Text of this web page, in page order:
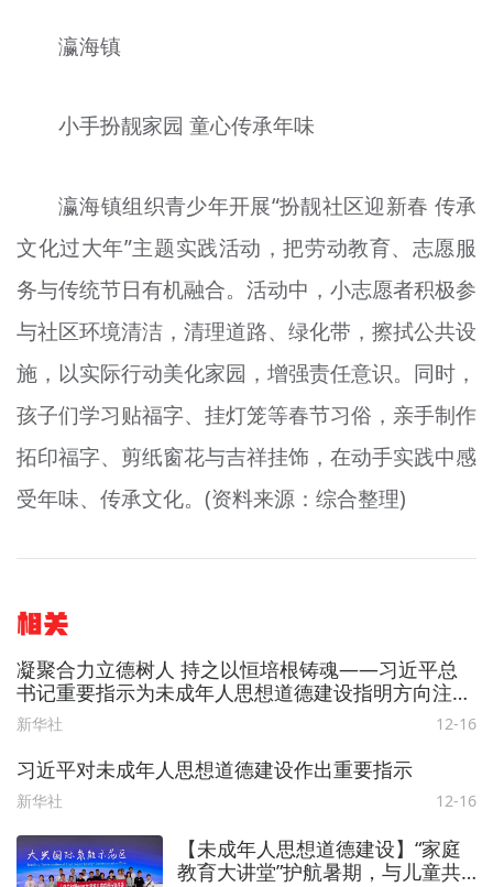
瀛海镇
小手扮靓家园 童心传承年味
瀛海镇组织青少年开展“扮靓社区迎新春 传承
文化过大年”主题实践活动，把劳动教育、志愿服
务与传统节日有机融合。活动中，小志愿者积极参
与社区环境清洁，清理道路、绿化带，擦拭公共设
施，以实际行动美化家园，增强责任意识。同时，
孩子们学习贴福字、挂灯笼等春节习俗，亲手制作
拓印福字、剪纸窗花与吉祥挂饰，在动手实践中感
受年味、传承文化。(资料来源：综合整理)
相关
凝聚合力立德树人 持之以恒培根铸魂——习近平总
书记重要指示为未成年人思想道德建设指明方向注入
动力
新华社 12-16
习近平对未成年人思想道德建设作出重要指示
新华社 12-16
【未成年人思想道德建设】“家庭
教育大讲堂”护航暑期，与儿童共